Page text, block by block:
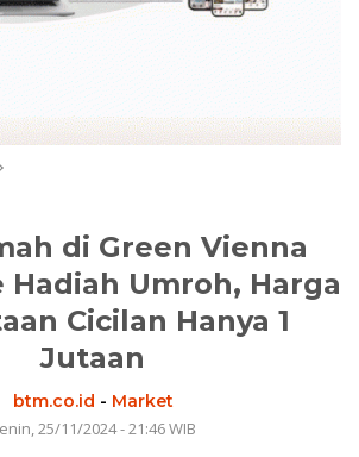
di Green Vienna
Hadiah Umroh, Harga
Cicilan Hanya 1
Jutaan
btm.co.id - Market
25/11/2024 - 21:46 WIB